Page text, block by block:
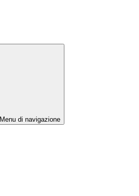
Menu di navigazione